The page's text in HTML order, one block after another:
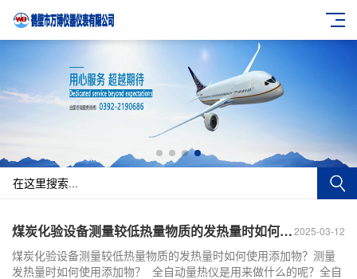
2025-03-12
煤炭化验设备测量较低热量物质的发热量时如何使用添加物？
煤炭化验设备测量较低热量物质的发热量时如何使用添加物？测量
发热量时如何使用添加物？ 全自动量热仪是用来做什么的呢？全自